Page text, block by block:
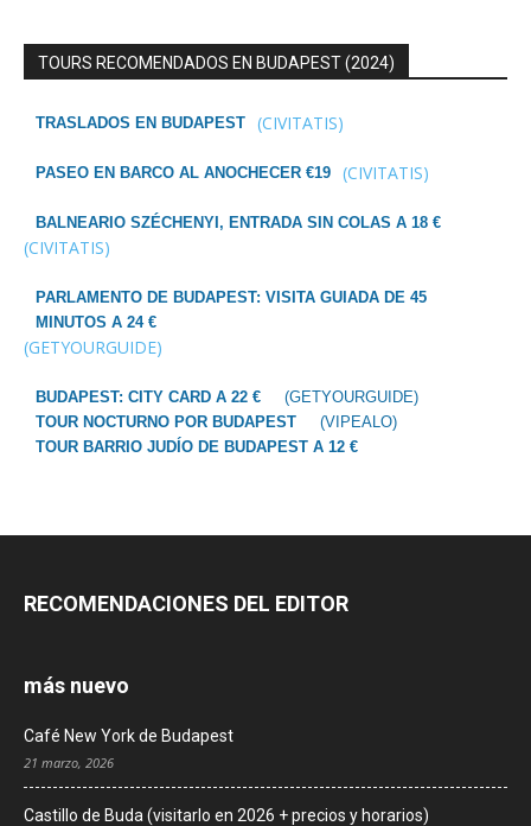
TOURS RECOMENDADOS EN BUDAPEST (2024)
TRASLADOS EN BUDAPEST (CIVITATIS)
PASEO EN BARCO AL ANOCHECER €19 (CIVITATIS)
BALNEARIO SZÉCHENYI, ENTRADA SIN COLAS A 18 €
(CIVITATIS)
PARLAMENTO DE BUDAPEST: VISITA GUIADA DE 45
MINUTOS A 24 €
(GETYOURGUIDE)
BUDAPEST: CITY CARD A 22 €
(GETYOURGUIDE)
TOUR NOCTURNO POR BUDAPEST
(VIPEALO)
TOUR BARRIO JUDÍO DE BUDAPEST A 12 €
RECOMENDACIONES DEL EDITOR
más nuevo
Café New York de Budapest
21 marzo, 2026
Castillo de Buda (visitarlo en 2026 + precios y horarios)